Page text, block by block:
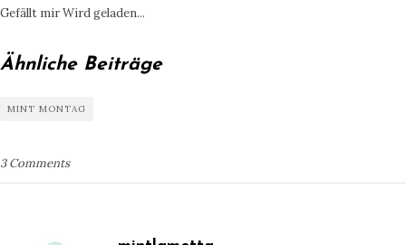
Gefällt mirWird geladen...
Ähnliche Beiträge
MINT MONTAG
3 Comments